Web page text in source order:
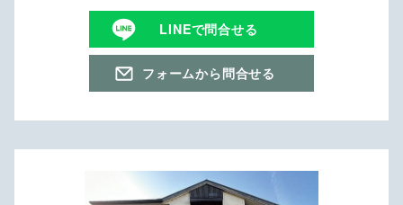
LINEで問合せる
フォームから問合せる